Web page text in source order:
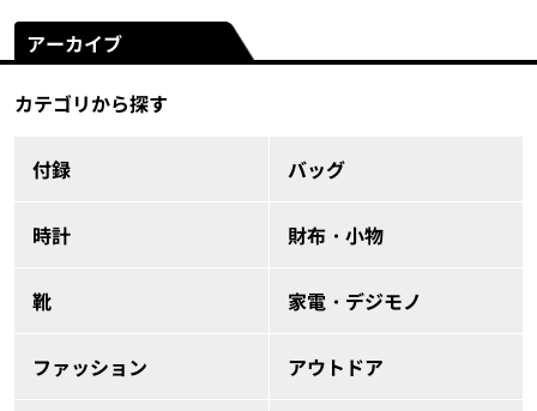
アーカイブ
カテゴリから探す
付録 バッグ
時計 財布・小物
靴 家電・デジモノ
ファッション アウトドア